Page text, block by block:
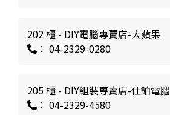
202 櫃 - DIY電腦專賣店-大蘋果
： 04-2329-0280
205 櫃 - DIY組裝專賣店-仕鉑電腦
： 04-2329-4580